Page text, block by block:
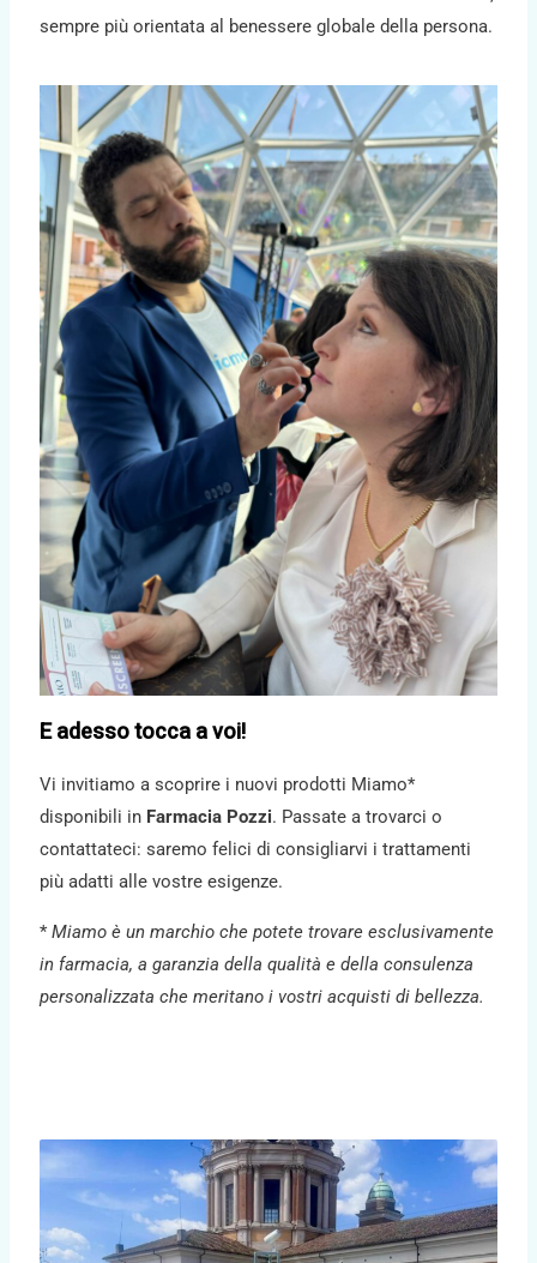
sempre più orientata al benessere globale della persona.
E adesso tocca a voi!
Vi invitiamo a scoprire i nuovi prodotti Miamo*
disponibili in Farmacia Pozzi. Passate a trovarci o
contattateci: saremo felici di consigliarvi i trattamenti
più adatti alle vostre esigenze.
*Miamo è un marchio che potete trovare esclusivamente
in farmacia, a garanzia della qualità e della consulenza
personalizzata che meritano i vostri acquisti di bellezza.